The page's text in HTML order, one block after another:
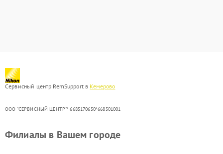
Сервисный центр RemSupport в Кемерово
ООО "СЕРВИСНЫЙ ЦЕНТР"* 6685170650*668501001
Филиалы в Вашем городе